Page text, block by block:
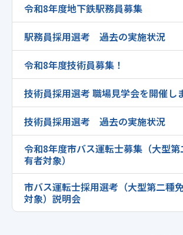
令和8年度地下鉄駅務員募集
駅務員採用選考 過去の実施状況
令和8年度技術員募集！
技術員採用選考 職場見学会を開催し
技術員採用選考 過去の実施状況
令和8年度市バス運転士募集（大型
有者対象）
市バス運転士採用選考（大型第二種
対象）説明会